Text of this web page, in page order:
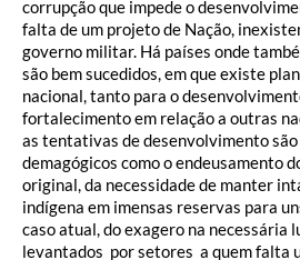
corrupção que impede o
falta de um projeto de Nação,
governo militar. Há países onde
são bem sucedidos, em que existe
nacional, tanto para o
fortalecimento em relação a outras
as tentativas de desenvolvimento
demagógicos como o endeusamento
original, da necessidade de manter
indígena em imensas reservas para
caso atual, do exagero na necessária
levantados por setores a quem falta